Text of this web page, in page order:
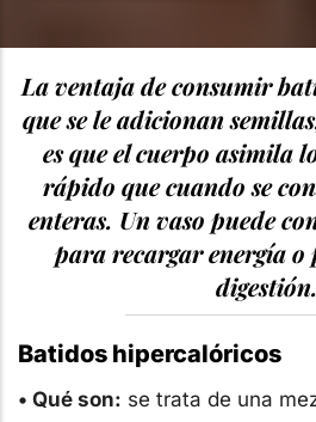
La ventaja de consumir
que se le adicionan
es que el cuerpo asimila
rápido que cuando se
enteras. Un vaso puede
para recargar energía
digestión.
Batidos hipercalóricos
• Qué son: se trata de una